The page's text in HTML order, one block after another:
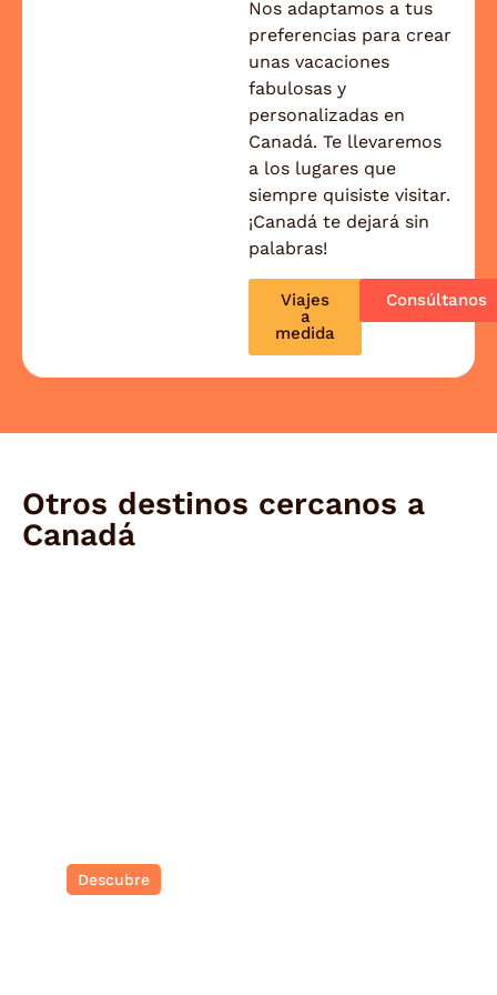
Nos adaptamos a tus
preferencias para crear
unas vacaciones
fabulosas y
personalizadas en
Canadá. Te llevaremos
a los lugares que
siempre quisiste visitar.
¡Canadá te dejará sin
palabras!
Viajes
a
medida
Consúltanos
Otros destinos cercanos a
Canadá
Descubre